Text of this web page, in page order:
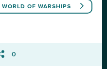
WORLD OF WARSHIPS
0